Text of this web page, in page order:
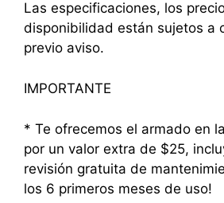
Las especificaciones, los
disponibilidad están sujetos a
previo aviso.
IMPORTANTE
* Te ofrecemos el armado en
por un valor extra de $25,
revisión gratuita de
los 6 primeros meses de uso!